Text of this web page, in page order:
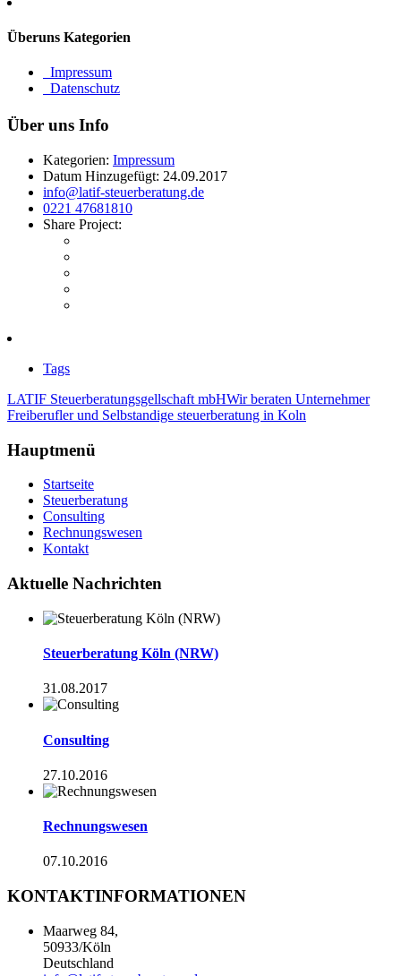
Überuns Kategorien
Impressum
Datenschutz
Über uns Info
Kategorien: Impressum
Datum Hinzugefügt: 24.09.2017
info@latif-steuerberatung.de
0221 47681810
Share Project:
Tags
LATIF Steuerberatungsgellschaft mbHWir beraten Unternehmer
Freiberufler und Selbstandige steuerberatung in Koln
Hauptmenü
Startseite
Steuerberatung
Consulting
Rechnungswesen
Kontakt
Aktuelle Nachrichten
Steuerberatung Köln (NRW)
31.08.2017
Consulting
27.10.2016
Rechnungswesen
07.10.2016
KONTAKTINFORMATIONEN
Maarweg 84,
50933/Köln
Deutschland